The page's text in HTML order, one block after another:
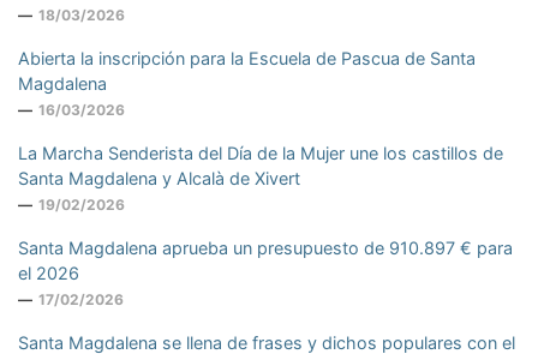
18/03/2026
Abierta la inscripción para la Escuela de Pascua de Santa
Magdalena
16/03/2026
La Marcha Senderista del Día de la Mujer une los castillos de
Santa Magdalena y Alcalà de Xivert
19/02/2026
Santa Magdalena aprueba un presupuesto de 910.897 € para
el 2026
17/02/2026
Santa Magdalena se llena de frases y dichos populares con el